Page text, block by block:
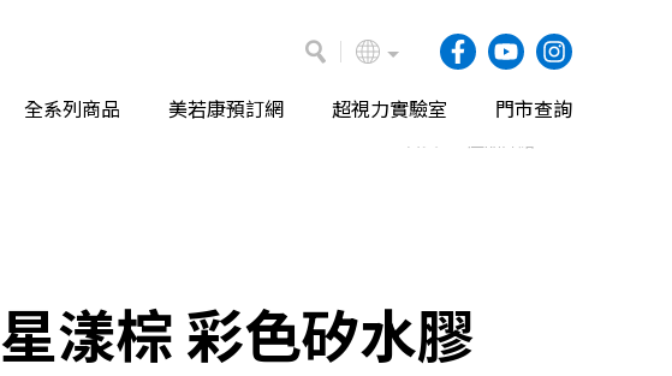
全系列商品 美若康預訂網 超視力實驗室 門市查詢
星漾棕 彩色矽水膠